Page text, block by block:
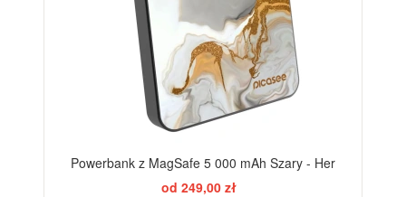
Powerbank z MagSafe 5 000 mAh Szary - Her
od 249,00 zł